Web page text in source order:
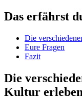
Das⁢ erfährst​
Die
Eure‍ Fragen
Fazit
Die
Kultur⁣ erleben